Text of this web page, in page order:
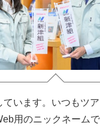
ています。いつもツ
用のニックネーム